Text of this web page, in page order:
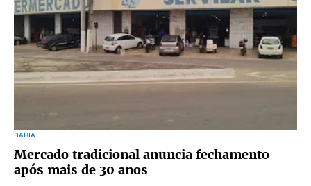
BAHIA
Mercado tradicional anuncia fechamento
após mais de 30 anos